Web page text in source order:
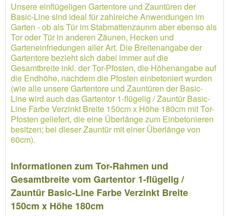
Unsere einflügeligen Gartentore und Zauntüren der
Basic-Line sind ideal für zahlreiche Anwendungen im
Garten - ob als Tür im Stabmattenzaunm aber ebenso als
Tor oder Tür in anderen Zäunen, Hecken und
Garteneinfriedungen aller Art. Die Breitenangabe der
Gartentore bezieht sich dabei immer auf die
Gesamtbreite inkl. der Tor-Pfosten, die Höhenangabe auf
die Endhöhe, nachdem die Pfosten einbetoniert wurden
(wie alle unsere Gartentore und Zauntüren der Basic-
Line wird auch das Gartentor 1-flügelig / Zauntür Basic-
Line Farbe Verzinkt Breite 150cm x Höhe 180cm mit Tor-
Pfosten geliefert, die eine Überlänge zum Einbetonieren
besitzen; bei dieser Zauntür mit einer Überlänge von
60cm).
Informationen zum Tor-Rahmen und
Gesamtbreite vom Gartentor 1-flügelig /
Zauntür Basic-Line Farbe Verzinkt Breite
150cm x Höhe 180cm